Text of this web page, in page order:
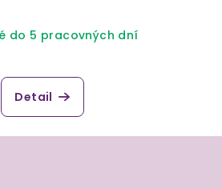
do 5 pracovných dní
Detail